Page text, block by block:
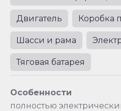
Двигатель Коробка
Шасси и рама
Тяговая батарея
Особенности
полностью